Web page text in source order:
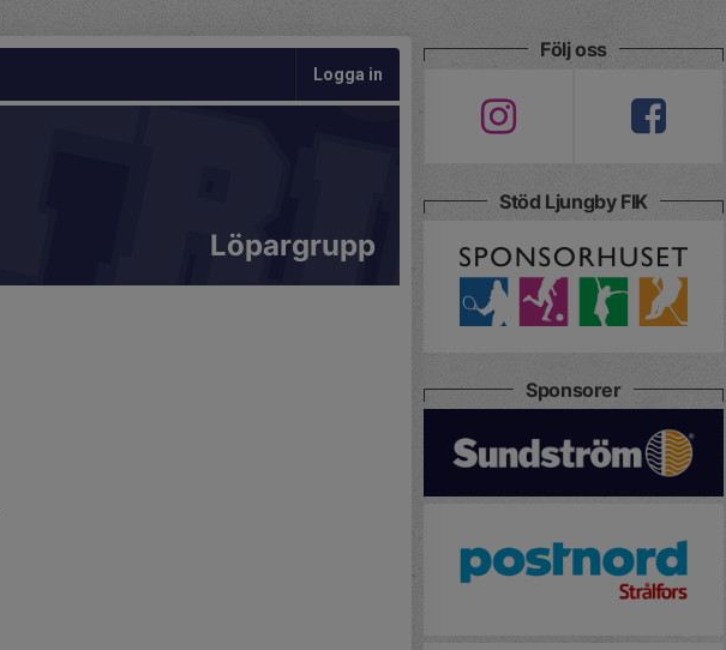
Logga in
Löpargrupp
Följ oss
Stöd Ljungby FIK
Sponsorer